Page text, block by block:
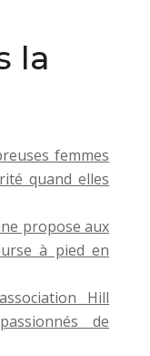
la
femmes
quand elles
propose aux
à pied en
Hill
de